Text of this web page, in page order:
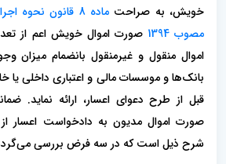
خویش، به صراحت
ماده 8 قانون
مصوب 1394
صورت اموال خویش اعم از
اموال منقول و غیرمنقول بانضمام میزان
بانک‌ها و موسسات مالی و اعتباری داخلی یا
قبل از طرح دعوای اعسار، ارائه نماید.
صورت اموال مدیون به دادخواست اعسار
شرح ذیل است که در سه فرض بررسی